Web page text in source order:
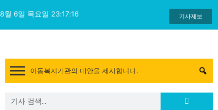
텐
츠
8월 6일 목요일 23:17:17 기사제보
아동복지기관의 대안을 제시합니다.
Search Search